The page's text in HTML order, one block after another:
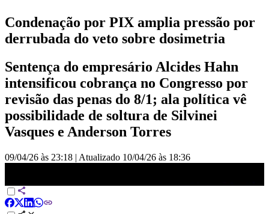
Condenação por PIX amplia pressão por
derrubada do veto sobre dosimetria
Sentença do empresário Alcides Hahn
intensificou cobrança no Congresso por
revisão das penas do 8/1; ala política vê
possibilidade de soltura de Silvinei
Vasques e Anderson Torres
09/04/26 às 23:18 | Atualizado 10/04/26 às 18:36